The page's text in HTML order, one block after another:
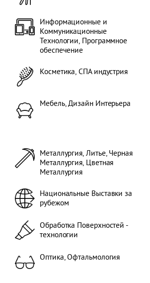
Информационные и
Коммуникационные
Технологии, Программное
обеспечение
Косметика, СПА индустрия
Мебель, Дизайн Интерьера
Металлургия, Литье, Черная
Металлургия, Цветная
Металлургия
Национальные Выставки за
рубежом
Обработка Поверхностей -
технологии
Оптика, Офтальмология